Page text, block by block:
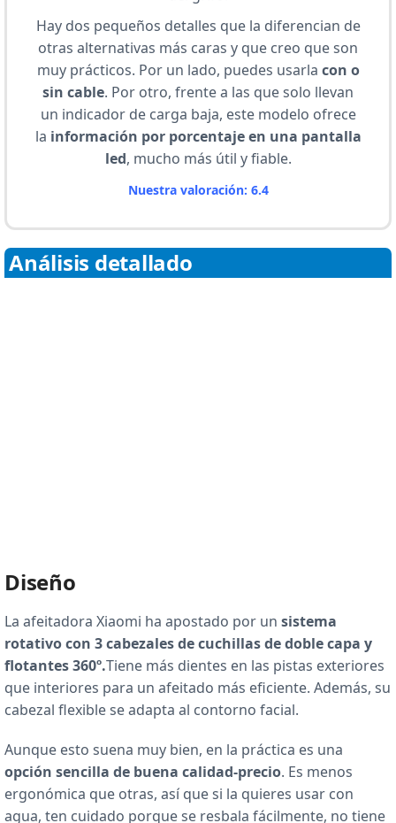
Hay dos pequeños detalles que la diferencian de
otras alternativas más caras y que creo que son
muy prácticos. Por un lado, puedes usarla con o
sin cable. Por otro, frente a las que solo llevan
un indicador de carga baja, este modelo ofrece
la información por porcentaje en una pantalla
led, mucho más útil y fiable.
Nuestra valoración: 6.4
Análisis detallado
Diseño
La afeitadora Xiaomi ha apostado por un sistema
rotativo con 3 cabezales de cuchillas de doble capa y
flotantes 360º.Tiene más dientes en las pistas exteriores
que interiores para un afeitado más eficiente. Además, su
cabezal flexible se adapta al contorno facial.
Aunque esto suena muy bien, en la práctica es una
opción sencilla de buena calidad-precio. Es menos
ergonómica que otras, así que si la quieres usar con
agua, ten cuidado porque se resbala fácilmente, no tiene